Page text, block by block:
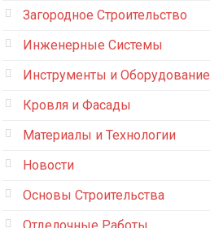
Загородное Строительство
Инженерные Системы
Инструменты и Оборудование
Кровля и Фасады
Материалы и Технологии
Новости
Основы Строительства